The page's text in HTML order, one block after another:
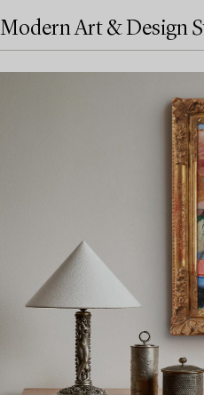
Modern Art & Design